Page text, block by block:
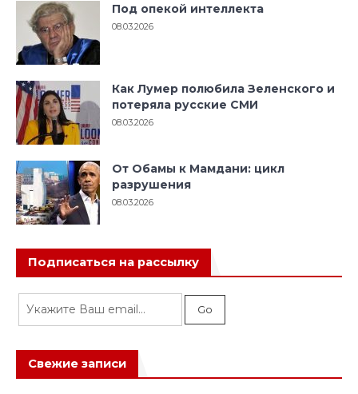
Под опекой интеллекта
08.03.2026
Как Лумер полюбила Зеленского и
потеряла русские СМИ
08.03.2026
От Обамы к Мамдани: цикл
разрушения
08.03.2026
Подписаться на рассылку
Свежие записи